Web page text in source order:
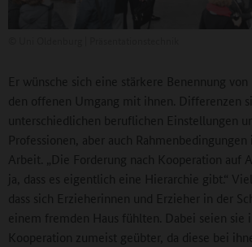
Er wünsche sich eine stärkere Benennung
den offenen Umgang mit ihnen. Differenzen
unterschiedlichen beruflichen Einstellungen
Professionen, aber auch
Arbeit. „Die Forderung nach Kooperation auf
ja, dass es eigentlich eine Hierarchie gibt.“
dass sich Erzieherinnen und Erzieher in der
einem fremden Haus fühlten. Dabei seien sie
Kooperation zumeist geübter, da diese bei